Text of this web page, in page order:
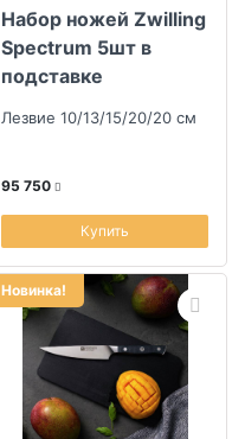
Набор ножей Zwilling
Spectrum 5шт в
подставке
Лезвие 10/13/15/20/20 см
95 750
Купить
Новинка!